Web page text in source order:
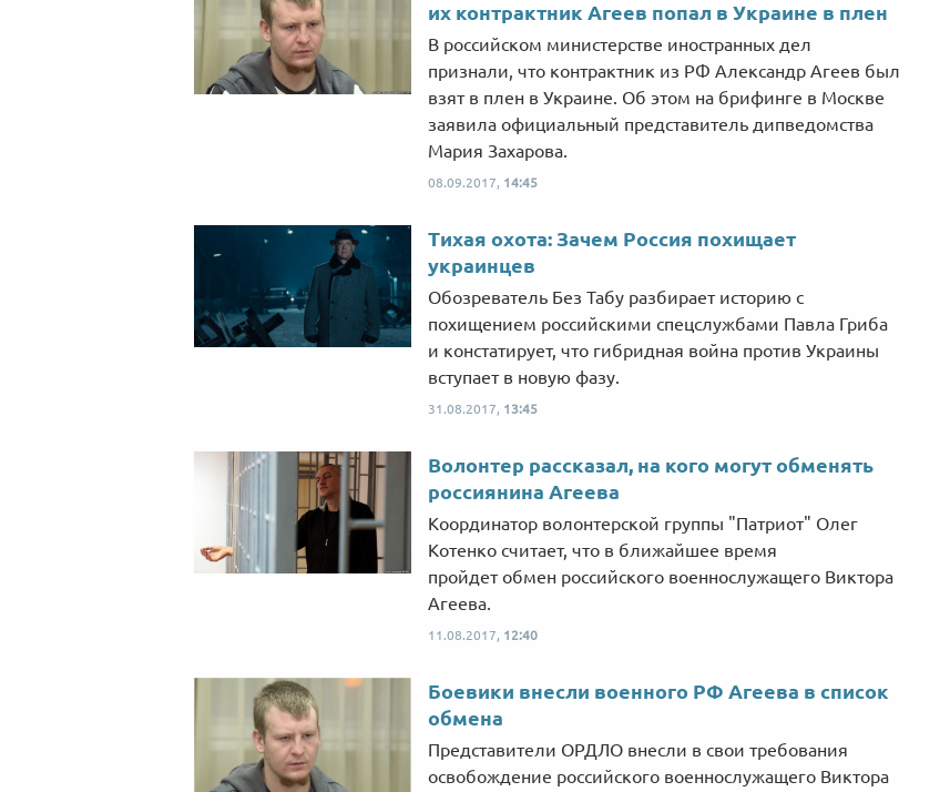
их контрактник Агеев попал в Украине в плен
В российском министерстве иностранных дел
признали, что контрактник из РФ Александр Агеев был
взят в плен в Украине. Об этом на брифинге в Москве
заявила официальный представитель дипведомства
Мария Захарова.
08.09.2017, 14:45
Тихая охота: Зачем Россия похищает
украинцев
Обозреватель Без Табу разбирает историю с
похищением российскими спецслужбами Павла Гриба
и констатирует, что гибридная война против Украины
вступает в новую фазу.
31.08.2017, 13:45
Волонтер рассказал, на кого могут обменять
россиянина Агеева
Координатор волонтерской группы "Патриот" Олег
Котенко считает, что в ближайшее время
пройдет обмен российского военнослужащего Виктора
Агеева.
11.08.2017, 12:40
Боевики внесли военного РФ Агеева в список
обмена
Представители ОРДЛО внесли в свои требования
освобождение российского военнослужащего Виктора